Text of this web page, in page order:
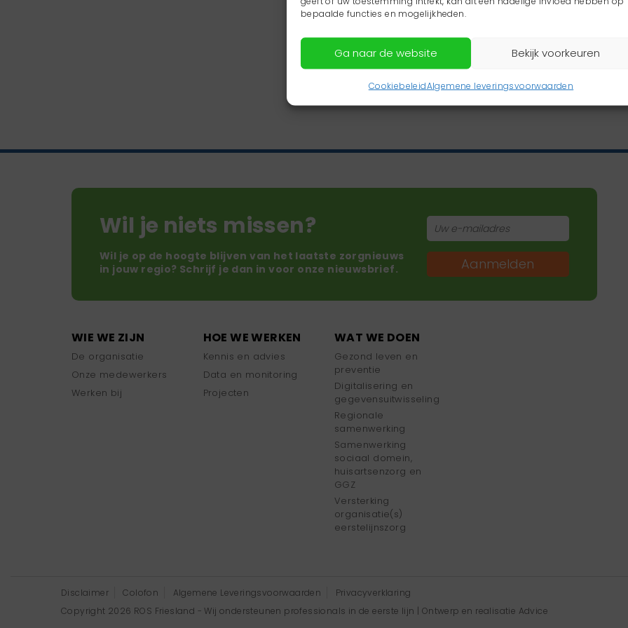
bepaalde functies en mogelijkheden.
Ga naar de website Bekijk voorkeuren
CookiebeleidAlgemene leveringsvoorwaarden
Wil je niets missen?
Wil je op de hoogte blijven van het laatste zorgnieuws
in jouw regio? Schrijf je dan in voor onze nieuwsbrief.
Aanmelden
WIE WE ZIJN
De organisatie
Onze medewerkers
Werken bij
HOE WE WERKEN
Kennis en advies
Data en monitoring
Projecten
WAT WE DOEN
Gezond leven en
preventie
Digitalisering en
gegevensuitwisseling
Regionale
samenwerking
Samenwerking
sociaal domein,
huisartsenzorg en
GGZ
Versterking
organisatie(s)
eerstelijnszorg
Disclaimer Colofon Algemene Leveringsvoorwaarden
Privacyverklaring
Copyright 2026 ROS Friesland - Wij ondersteunen professionals in de eerste lijn | Ontwerp en realisatie Advice